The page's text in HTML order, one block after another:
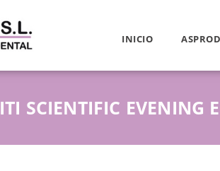
INICIO
ITI SCIENTIFIC EVENING